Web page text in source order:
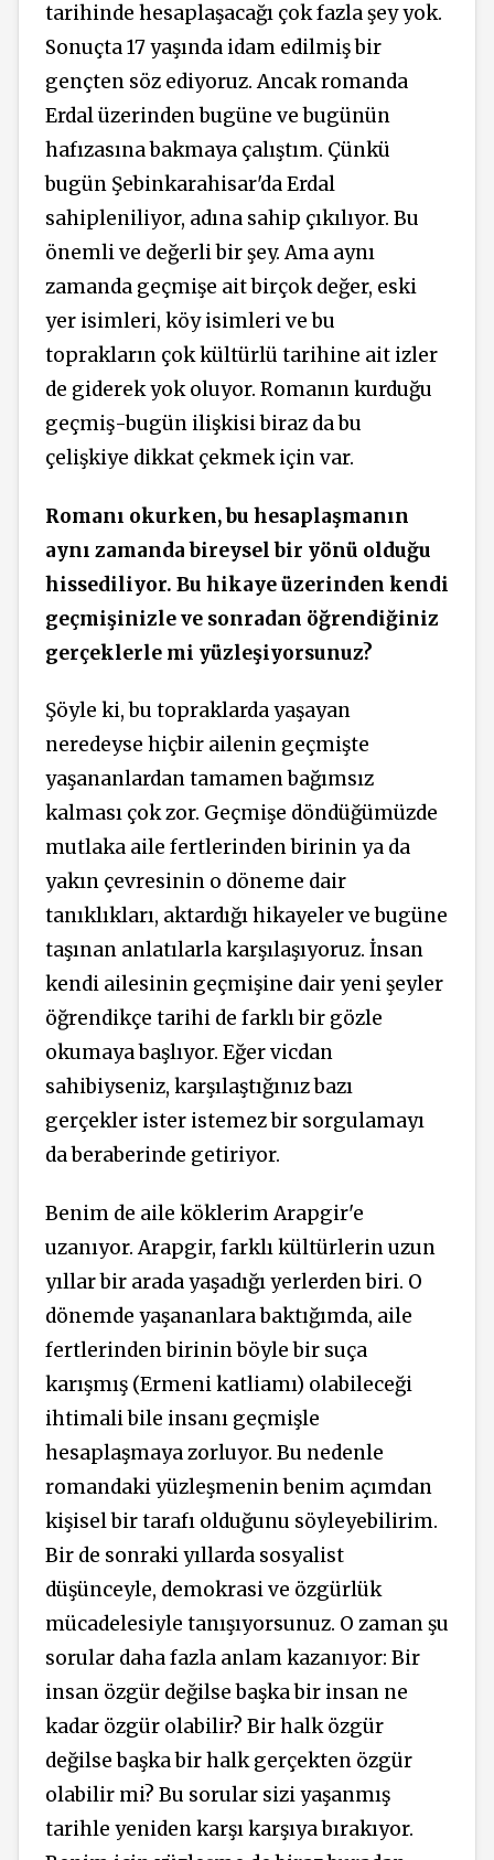
tarihinde hesaplaşacağı çok fazla şey yok.
Sonuçta 17 yaşında idam edilmiş bir
gençten söz ediyoruz. Ancak romanda
Erdal üzerinden bugüne ve bugünün
hafızasına bakmaya çalıştım. Çünkü
bugün Şebinkarahisar'da Erdal
sahipleniliyor, adına sahip çıkılıyor. Bu
önemli ve değerli bir şey. Ama aynı
zamanda geçmişe ait birçok değer, eski
yer isimleri, köy isimleri ve bu
toprakların çok kültürlü tarihine ait izler
de giderek yok oluyor. Romanın kurduğu
geçmiş-bugün ilişkisi biraz da bu
çelişkiye dikkat çekmek için var.
Romanı okurken, bu hesaplaşmanın
aynı zamanda bireysel bir yönü olduğu
hissediliyor. Bu hikaye üzerinden kendi
geçmişinizle ve sonradan öğrendiğiniz
gerçeklerle mi yüzleşiyorsunuz?
Şöyle ki, bu topraklarda yaşayan
neredeyse hiçbir ailenin geçmişte
yaşananlardan tamamen bağımsız
kalması çok zor. Geçmişe döndüğümüzde
mutlaka aile fertlerinden birinin ya da
yakın çevresinin o döneme dair
tanıklıkları, aktardığı hikayeler ve bugüne
taşınan anlatılarla karşılaşıyoruz. İnsan
kendi ailesinin geçmişine dair yeni şeyler
öğrendikçe tarihi de farklı bir gözle
okumaya başlıyor. Eğer vicdan
sahibiyseniz, karşılaştığınız bazı
gerçekler ister istemez bir sorgulamayı
da beraberinde getiriyor.
Benim de aile köklerim Arapgir'e
uzanıyor. Arapgir, farklı kültürlerin uzun
yıllar bir arada yaşadığı yerlerden biri. O
dönemde yaşananlara baktığımda, aile
fertlerinden birinin böyle bir suça
karışmış (Ermeni katliamı) olabileceği
ihtimali bile insanı geçmişle
hesaplaşmaya zorluyor. Bu nedenle
romandaki yüzleşmenin benim açımdan
kişisel bir tarafı olduğunu söyleyebilirim.
Bir de sonraki yıllarda sosyalist
düşünceyle, demokrasi ve özgürlük
mücadelesiyle tanışıyorsunuz. O zaman şu
sorular daha fazla anlam kazanıyor: Bir
insan özgür değilse başka bir insan ne
kadar özgür olabilir? Bir halk özgür
değilse başka bir halk gerçekten özgür
olabilir mi? Bu sorular sizi yaşanmış
tarihle yeniden karşı karşıya bırakıyor.